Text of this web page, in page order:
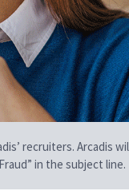
recruiters. Arcadis
in the subject line.